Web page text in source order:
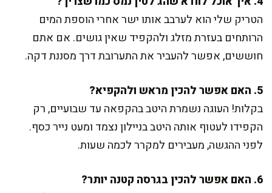
הטריק שלי הוא לערבב אותו ישר אחרי הוספת המים
הרותחים בעזרת מזלג ולהקפיד שאין גושים. אם אתם
חוששים, אפשר להעביר את התערובת דרך מסננת דקה.
5. האם אפשר להכין מראש ולהקפיא?
בקלות! העוגה נשמרת היטב בהקפאה עד שבועיים, רק
הקפידו לעטוף אותה היטב בניילון נצמד ומעט נייר כסף.
לפני ההגשה, מעבירים למקרר לכמה שעות.
6. האם אפשר להכין בגרסה קטנה יותר?